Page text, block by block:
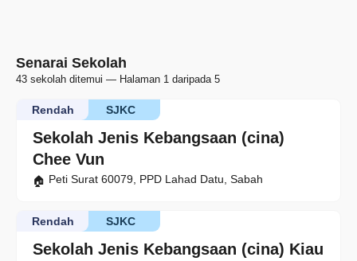
Senarai Sekolah
43 sekolah ditemui — Halaman 1 daripada 5
Sekolah Jenis Kebangsaan (cina)
Chee Vun
SJKC
Rendah
Peti Surat 60079, PPD Lahad Datu, Sabah
Sekolah Jenis Kebangsaan (cina) Kiau
SJKC
Rendah